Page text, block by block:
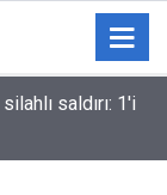
MİADI MI?